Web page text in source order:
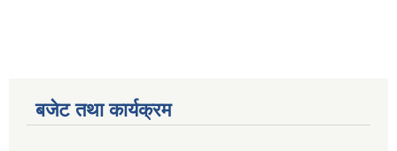
बजेट तथा कार्यक्रम